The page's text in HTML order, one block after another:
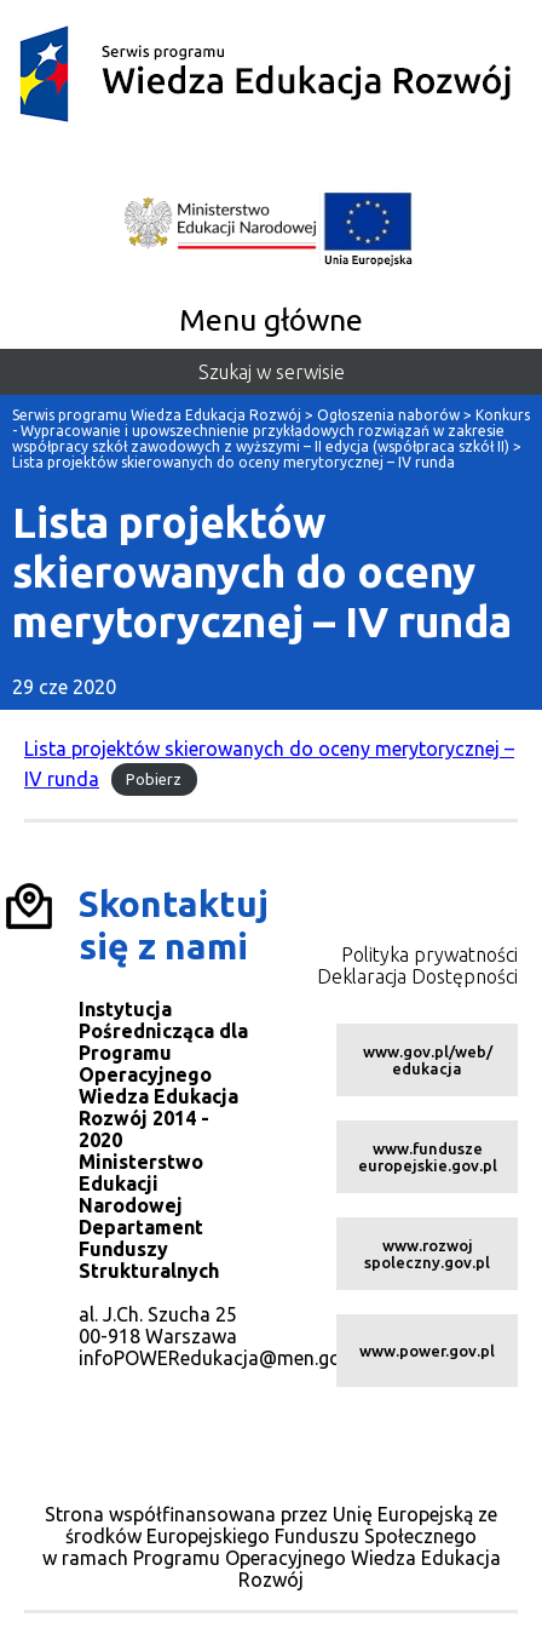
Menu główne
Szukaj w serwisie
Serwis programu Wiedza Edukacja Rozwój > Ogłoszenia naborów > Konkurs
- Wypracowanie i upowszechnienie przykładowych rozwiązań w zakresie
współpracy szkół zawodowych z wyższymi – II edycja (współpraca szkół II) >
Lista projektów skierowanych do oceny merytorycznej – IV runda
Lista projektów
skierowanych do oceny
merytorycznej – IV runda
29 cze 2020
Lista projektów skierowanych do oceny merytorycznej –
IV runda
Pobierz
Skontaktuj
się z nami
Instytucja
Pośrednicząca dla
Programu
Operacyjnego
Wiedza Edukacja
Rozwój 2014 -
2020
Ministerstwo
Edukacji
Narodowej
Departament
Funduszy
Strukturalnych
al. J.Ch. Szucha 25
00-918 Warszawa
infoPOWERedukacja@men.gov.pl
Polityka prywatności
Deklaracja Dostępności
www.gov.pl/web/
edukacja
www.fundusze
europejskie.gov.pl
www.rozwoj
spoleczny.gov.pl
www.power.gov.pl
Strona współfinansowana przez Unię Europejską ze
środków Europejskiego Funduszu Społecznego
w ramach Programu Operacyjnego Wiedza Edukacja
Rozwój